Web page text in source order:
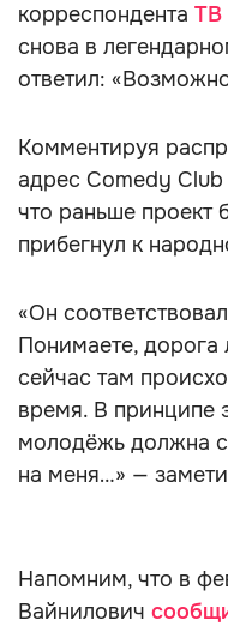
корреспондента ТВ
снова в
ответил:
Комментируя
адрес Comedy
что раньше проект
прибегнул к
«Он
Понимаете, дорога
сейчас там
время. В принципе
молодёжь должна
на меня…» —
Напомним, что в
Вайнилович